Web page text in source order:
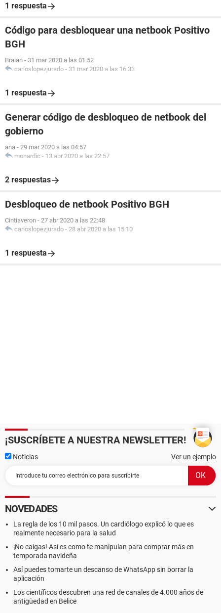
1 respuesta
Código para desbloquear una netbook Positivo
BGH
Braian - 31 mar 2020 a las 01:52
carloslopezjurado - 31 mar 2020 a las 16:33
1 respuesta
Generar código de desbloqueo de netbook del
gobierno
ana - 29 mar 2020 a las 04:57
monardic - 13 abr 2020 a las 22:57
2 respuestas
Desbloqueo de netbook Positivo BGH
Cintiaveron - 27 abr 2020 a las 22:48
carloslopezjurado - 28 abr 2020 a las 15:10
1 respuesta
¡SUSCRÍBETE A NUESTRA NEWSLETTER!
Noticias Ver un ejemplo
NOVEDADES
La regla de los 10 mil pasos. Un cardiólogo explicó lo que es
realmente necesario para la salud
¡No caigas! Así es como te manipulan para comprar más en
temporada navideña
Así puedes tomarte un descanso de WhatsApp sin borrar la
aplicación
Los científicos descubren una red de canales de 4.000 años de
antigüedad en Belice